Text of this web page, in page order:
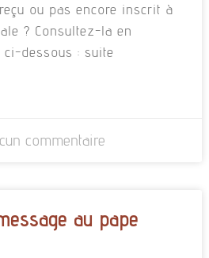
reçu ou pas encore inscrit à
? Consultez-la en
dessous : suite
commentaire
au pape